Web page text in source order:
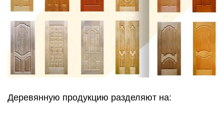
Деревянную продукцию разделяют на: